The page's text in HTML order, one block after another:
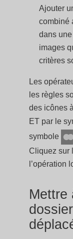
Ajouter
combiné
dans
images
critères
Les
les règles
des icônes
ET par le
symbole
Cliquez sur
l’opération
Mettre